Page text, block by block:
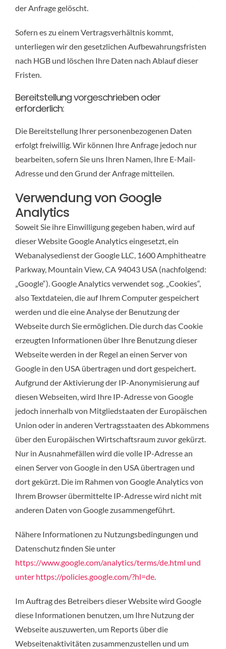
der Anfrage gelöscht.
Sofern es zu einem Vertragsverhältnis kommt,
unterliegen wir den gesetzlichen Aufbewahrungsfristen
nach HGB und löschen Ihre Daten nach Ablauf dieser
Fristen.
Bereitstellung vorgeschrieben oder
erforderlich:
Die Bereitstellung Ihrer personenbezogenen Daten
erfolgt freiwillig. Wir können Ihre Anfrage jedoch nur
bearbeiten, sofern Sie uns Ihren Namen, Ihre E-Mail-
Adresse und den Grund der Anfrage mitteilen.
Verwendung von Google
Analytics
Soweit Sie ihre Einwilligung gegeben haben, wird auf
dieser Website Google Analytics eingesetzt, ein
Webanalysedienst der Google LLC, 1600 Amphitheatre
Parkway, Mountain View, CA 94043 USA (nachfolgend:
„Google“). Google Analytics verwendet sog. „Cookies“,
also Textdateien, die auf Ihrem Computer gespeichert
werden und die eine Analyse der Benutzung der
Webseite durch Sie ermöglichen. Die durch das Cookie
erzeugten Informationen über Ihre Benutzung dieser
Webseite werden in der Regel an einen Server von
Google in den USA übertragen und dort gespeichert.
Aufgrund der Aktivierung der IP-Anonymisierung auf
diesen Webseiten, wird Ihre IP-Adresse von Google
jedoch innerhalb von Mitgliedstaaten der Europäischen
Union oder in anderen Vertragsstaaten des Abkommens
über den Europäischen Wirtschaftsraum zuvor gekürzt.
Nur in Ausnahmefällen wird die volle IP-Adresse an
einen Server von Google in den USA übertragen und
dort gekürzt. Die im Rahmen von Google Analytics von
Ihrem Browser übermittelte IP-Adresse wird nicht mit
anderen Daten von Google zusammengeführt.
Nähere Informationen zu Nutzungsbedingungen und
Datenschutz finden Sie unter
https://www.google.com/analytics/terms/de.html und
unter https://policies.google.com/?hl=de.
Im Auftrag des Betreibers dieser Website wird Google
diese Informationen benutzen, um Ihre Nutzung der
Webseite auszuwerten, um Reports über die
Webseitenaktivitäten zusammenzustellen und um